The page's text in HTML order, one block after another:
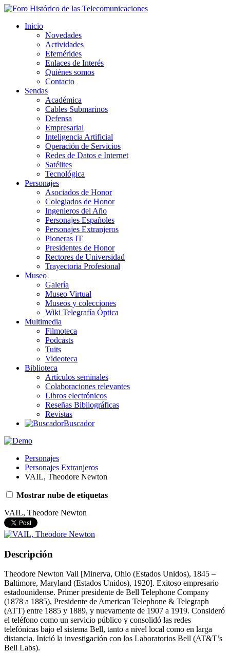
Inicio
Novedades
Actividades
Efemérides
Enlaces de Interés
Quiénes somos
Contacto
Sendas
Académica
Cables Submarinos
Defensa
Empresarial
Inteligencia Artificial
Operación de Servicios
Redes de Datos e Internet
Satélites
Tecnológica
Personajes
Asociados de Honor
Colegiados de Honor
Ingenieros del Año
Personajes Españoles
Personajes Extranjeros
Pioneras IT
Presidentes de Honor
Rectores de Universidad
Trayectoria Profesional
Museo
Galería
Museo Virtual
Museos y colecciones
Wiki Telegrafía Óptica
Multimedia
Filmoteca
Podcasts
Tuits
Videoteca
Biblioteca
Artículos seminales
Colaboraciones relevantes
Libros electrónicos
Reseñas Bibliográficas
Revistas
Buscador
Personajes
Personajes Extranjeros
VAIL, Theodore Newton
Mostrar nube de etiquetas
VAIL, Theodore Newton
Descripción
Theodore Newton Vail [Minerva, Ohio (Estados Unidos), 1845 –
Baltimore, Maryland (Estados Unidos), 1920]. Exitoso empresario
estadounidense. Primer presidente de Bell Telephone Company
(1878 a 1885), Presidente de American Telephone & Telegraph
(ATT) entre 1885 y 1889, y nuevamente de 1907 a 1919. Consideró
el teléfono como un servicio público y consolidó las redes
telefónicas bajo el sistema Bell, tanto a nivel local como en larga
distancia. Inició la investigación con los Laboratorios Bell (AT&T’s
Bell Labs).